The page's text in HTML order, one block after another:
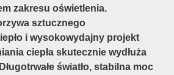
zakresu oświetlenia.
sztucznego
i wysokowydajny projekt
ciepła skutecznie wydłuża
światło, stabilna moc